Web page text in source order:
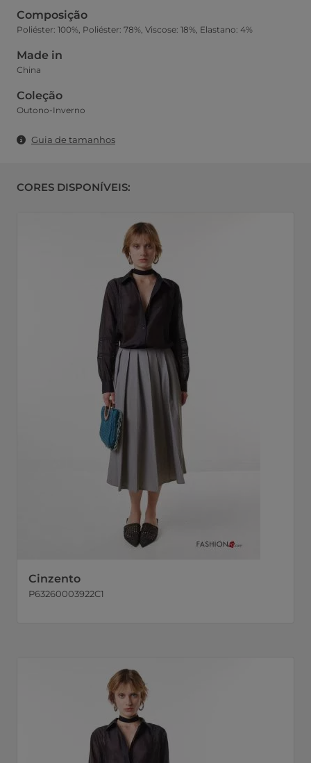
Composição
Poliéster: 100%, Poliéster: 78%, Viscose: 18%, Elastano: 4%
Made in
China
Coleção
Outono-Inverno
Guia de tamanhos
CORES DISPONÍVEIS:
Cinzento
P63260003922C1